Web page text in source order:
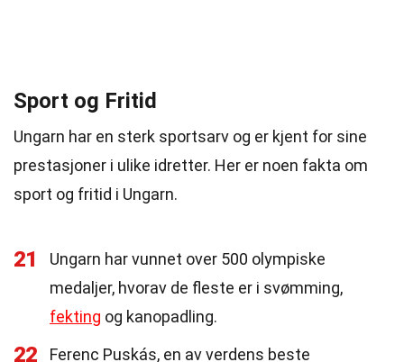
Sport og Fritid
Ungarn har en sterk sportsarv og er kjent for sine
prestasjoner i ulike idretter. Her er noen fakta om
sport og fritid i Ungarn.
21
Ungarn har vunnet over 500 olympiske
medaljer, hvorav de fleste er i svømming,
fekting og kanopadling.
22 Ferenc Puskás, en av verdens beste